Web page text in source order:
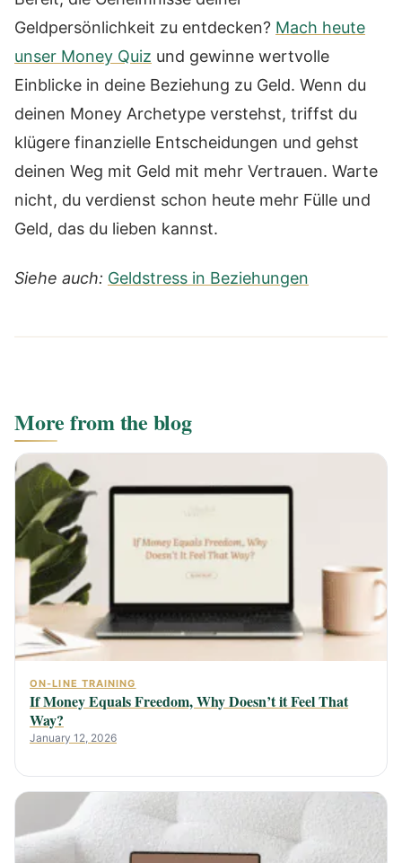
Geldpersönlichkeit zu entdecken? Mach heute
unser Money Quiz und gewinne wertvolle
Einblicke in deine Beziehung zu Geld. Wenn du
deinen Money Archetype verstehst, triffst du
klügere finanzielle Entscheidungen und gehst
deinen Weg mit Geld mit mehr Vertrauen. Warte
nicht, du verdienst schon heute mehr Fülle und
Geld, das du lieben kannst.
Siehe auch: Geldstress in Beziehungen
More from the blog
ON-LINE TRAINING
If Money Equals Freedom, Why Doesn’t it Feel That
Way?
January 12, 2026